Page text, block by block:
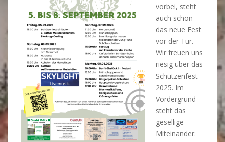
vorbei, steht
auch schon
das neue Fest
vor der Tür.
Wir freuen uns
riesig über das
Schützenfest
2025. Im
Vordergrund
steht das
gesellige
Miteinander.